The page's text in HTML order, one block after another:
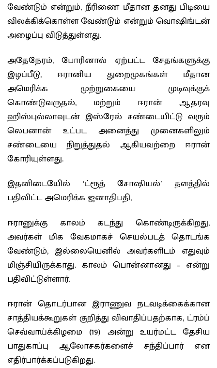
வேண்டும் என்றும், நீரிணை மீதான தனது பிடியை
விலக்கிக்கொள்ள வேண்டும் என்றும் வொஷிங்டன்
அழைப்பு விடுத்துள்ளது.
அதேநேரம், போரினால் ஏற்பட்ட சேதங்களுக்கு
இழப்பீடு, ஈரானிய துறைமுகங்கள் மீதான
அமெரிக்க முற்றுகையை முடிவுக்குக்
கொண்டுவருதல், மற்றும் ஈரான் ஆதரவு
ஹிஸ்புல்லாவுடன் இஸ்ரேல் சண்டையிட்டு வரும்
லெபனான் உட்பட அனைத்து முனைகளிலும்
சண்டையை நிறுத்துதல் ஆகியவற்றை ஈரான்
கோரியுள்ளது.
இதனிடையேில் ‘ட்ரூத் சோஷியல்’ தளத்தில்
பதிவிட்ட அமெரிக்க ஜனாதிபதி,
ஈரானுக்கு காலம் கடந்து கொண்டிருக்கிறது,
அவர்கள் மிக வேகமாகச் செயல்படத் தொடங்க
வேண்டும், இல்லையெனில் அவர்களிடம் எதுவும்
மிஞ்சியிருக்காது. காலம் பொன்னானது – என்று
பதிவிட்டுள்ளார்.
ஈரான் தொடர்பான இராணுவ நடவடிக்கைக்கான
சாத்தியக்கூறுகள் குறித்து விவாதிப்பதற்காக, ட்ரம்ப்
செவ்வாய்க்கிழமை (19) அன்று உயர்மட்ட தேசிய
பாதுகாப்பு ஆலோசகர்களைச் சந்திப்பார் என
எதிர்பார்க்கப்படுகிறது.